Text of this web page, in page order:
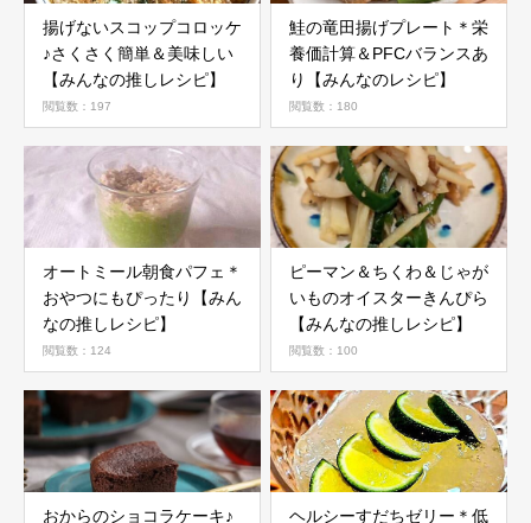
揚げないスコップコロッケ
♪さくさく簡単＆美味しい
【みんなの推しレシピ】
閲覧数：197
鮭の竜田揚げプレート＊栄
養価計算＆PFCバランスあ
り【みんなのレシピ】
閲覧数：180
オートミール朝食パフェ＊
おやつにもぴったり【みん
なの推しレシピ】
閲覧数：124
ピーマン＆ちくわ＆じゃが
いものオイスターきんぴら
【みんなの推しレシピ】
閲覧数：100
おからのショコラケーキ♪
ヘルシーすだちゼリー＊低